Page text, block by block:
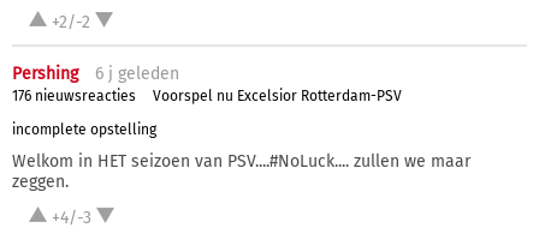
+2/-2
Pershing 6 j geleden
176 nieuwsreacties
Voorspel nu Excelsior Rotterdam-PSV
incomplete opstelling
Welkom in HET seizoen van PSV....#NoLuck.... zullen we maar
zeggen.
+4/-3